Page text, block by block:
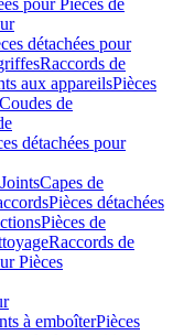
pour Pièces de
détachées pour
Raccords de
aux appareilsPièces
Coudes de
détachées pour
JointsCapes de
Pièces détachées
Pièces de
Raccords de
Pièces
à emboîterPièces